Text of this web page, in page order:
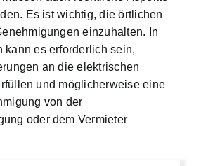
Es ist wichtig, die örtlichen
einzuhalten. In
kann es erforderlich sein,
an die elektrischen
und möglicherweise eine
von der
oder dem Vermieter